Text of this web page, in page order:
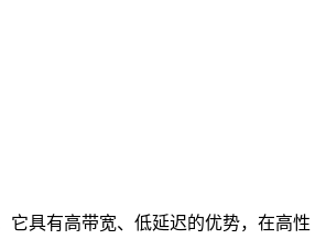
它具有高带宽、低延迟的优势，在高性